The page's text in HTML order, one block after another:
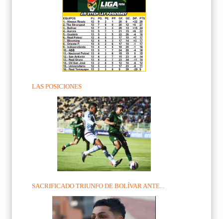
LAS POSICIONES
SACRIFICADO TRIUNFO DE BOLÍVAR ANTE...